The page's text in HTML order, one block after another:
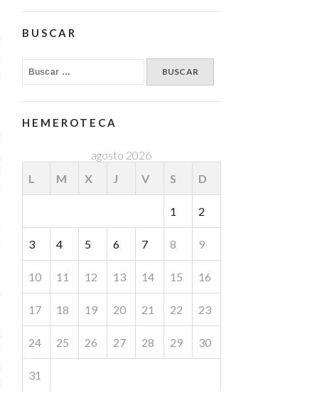
BUSCAR
HEMEROTECA
agosto 2026
L
M X J V S D
1 2
3 4 5 6 7 8 9
10 11 12 13 14 15 16
17 18 19 20 21 22 23
24 25 26 27 28 29 30
31